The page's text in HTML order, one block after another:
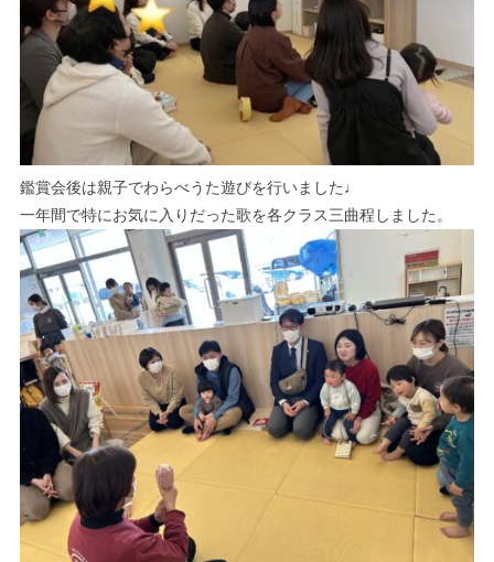
鑑賞会後は親子でわらべうた遊びを行いました♩
一年間で特にお気に入りだった歌を各クラス三曲程しました。